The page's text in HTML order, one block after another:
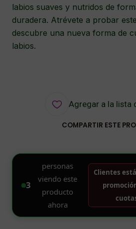
labios suaves y nutridos de
duradera. Atrévete a probar
descubre una nueva forma de
labios.
Agregar a la lista
COMPARTIR ESTE